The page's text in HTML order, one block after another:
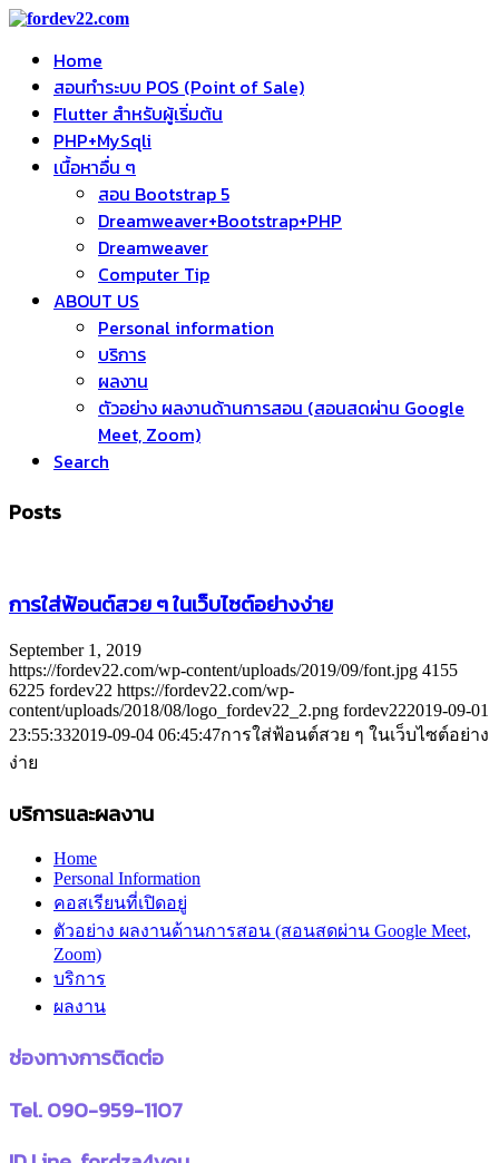
Home
สอนทำระบบ POS (Point of Sale)
Flutter สำหรับผู้เริ่มต้น
PHP+MySqli
เนื้อหาอื่น ๆ
สอน Bootstrap 5
Dreamweaver+Bootstrap+PHP
Dreamweaver
Computer Tip
ABOUT US
Personal information
บริการ
ผลงาน
ตัวอย่าง ผลงานด้านการสอน (สอนสดผ่าน Google
Meet, Zoom)
Search
Posts
การใส่ฟ้อนต์สวย ๆ ในเว็บไซต์อย่างง่าย
September 1, 2019
https://fordev22.com/wp-content/uploads/2019/09/font.jpg 4155
6225 fordev22 https://fordev22.com/wp-
content/uploads/2018/08/logo_fordev22_2.png fordev222019-09-01
23:55:332019-09-04 06:45:47การใส่ฟ้อนต์สวย ๆ ในเว็บไซต์อย่าง
ง่าย
บริการและผลงาน
Home
Personal Information
คอสเรียนที่เปิดอยู่
ตัวอย่าง ผลงานด้านการสอน (สอนสดผ่าน Google Meet,
Zoom)
บริการ
ผลงาน
ช่องทางการติดต่อ
Tel. 090-959-1107